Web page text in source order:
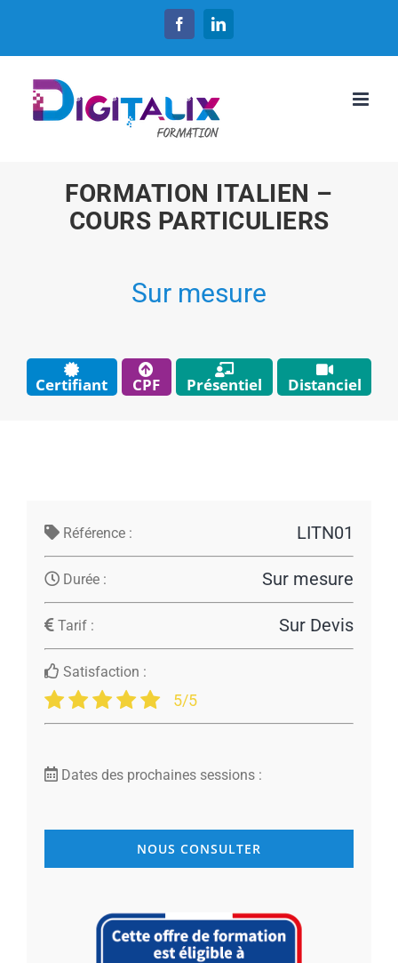
FacebookLinkedIn
FORMATION ITALIEN –
COURS PARTICULIERS
Sur mesure
Certifiant CPF Présentiel Distanciel
Référence : LITN01
Durée : Sur mesure
Tarif : Sur Devis
Satisfaction :
5/5
Dates des prochaines sessions :
NOUS CONSULTER